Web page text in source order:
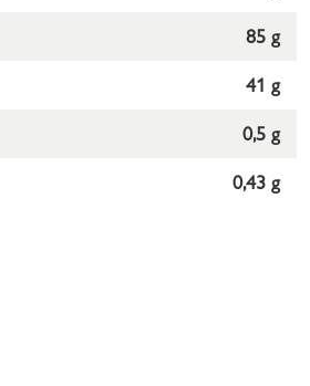
85 g
41 g
0,5 g
0,43 g